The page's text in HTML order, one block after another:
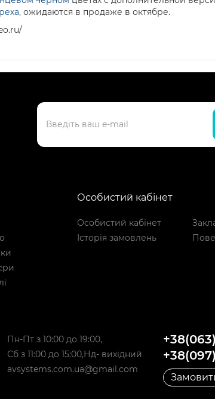
, ожидаются в продаже в октябре.
Особистий кабінет
Особистий кабінет
Історія замовлень
Пн-Пт з 10:00 до 19:00,
Сб з 11:00 до 15:00,Нд- вихідний
avsystems.com.ua@gmail.com